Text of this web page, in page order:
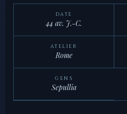
DATE
44 av. J.-C.
ATELIER
Rome
GENS
Sepullia